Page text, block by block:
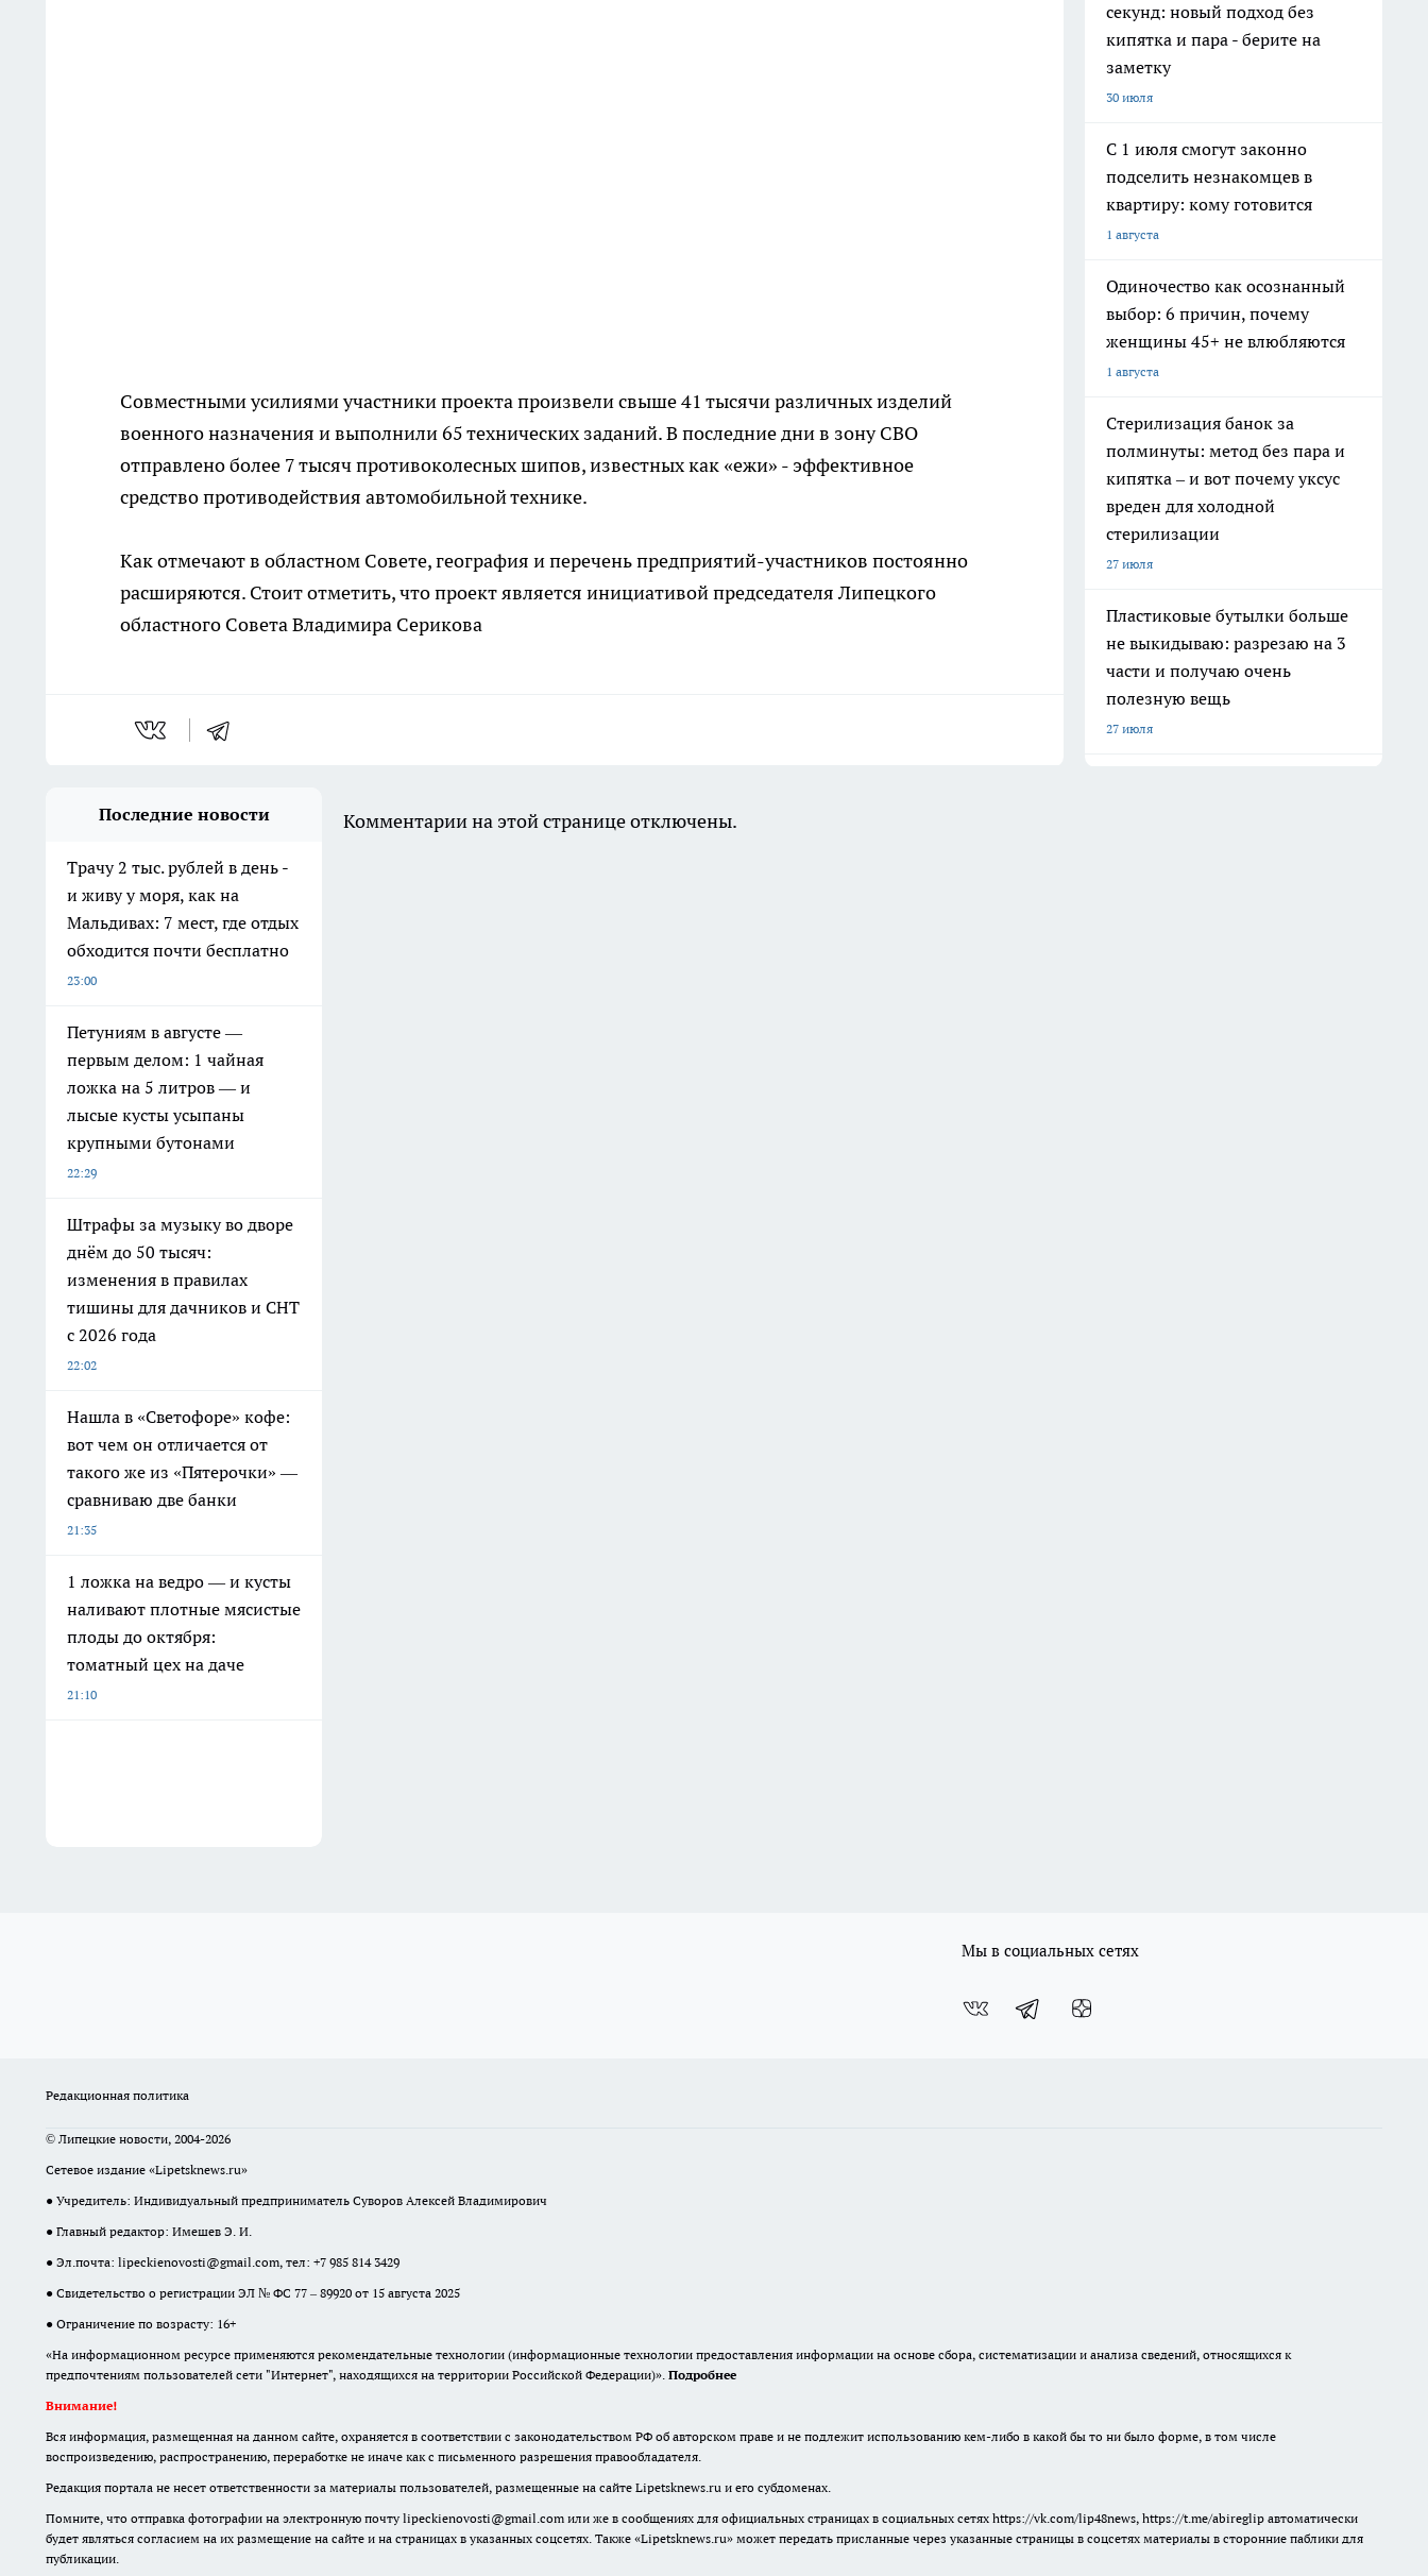
Совместными усилиями участники проекта произвели свыше 41 тысячи различных изделий
военного назначения и выполнили 65 технических заданий. В последние дни в зону СВО
отправлено более 7 тысяч противоколесных шипов, известных как «ежи» - эффективное
средство противодействия автомобильной технике.
Как отмечают в областном Совете, география и перечень предприятий-участников постоянно
расширяются. Стоит отметить, что проект является инициативой председателя Липецкого
областного Совета Владимира Серикова
секунд: новый подход без
кипятка и пара - берите на
заметку
30 июля
С 1 июля смогут законно
подселить незнакомцев в
квартиру: кому готовится
1 августа
Одиночество как осознанный
выбор: 6 причин, почему
женщины 45+ не влюбляются
1 августа
Стерилизация банок за
полминуты: метод без пара и
кипятка – и вот почему уксус
вреден для холодной
стерилизации
27 июля
Пластиковые бутылки больше
не выкидываю: разрезаю на 3
части и получаю очень
полезную вещь
27 июля
Последние новости
Трачу 2 тыс. рублей в день -
и живу у моря, как на
Мальдивах: 7 мест, где отдых
обходится почти бесплатно
23:00
Петуниям в августе —
первым делом: 1 чайная
ложка на 5 литров — и
лысые кусты усыпаны
крупными бутонами
22:29
Штрафы за музыку во дворе
днём до 50 тысяч:
изменения в правилах
тишины для дачников и СНТ
с 2026 года
22:02
Нашла в «Светофоре» кофе:
вот чем он отличается от
такого же из «Пятерочки» —
сравниваю две банки
21:35
1 ложка на ведро — и кусты
наливают плотные мясистые
плоды до октября:
томатный цех на даче
21:10
Комментарии на этой странице отключены.
Мы в социальных сетях
Редакционная политика
© Липецкие новости, 2004-2026
Сетевое издание «Lipetsknews.ru»
● Учредитель: Индивидуальный предприниматель Суворов Алексей Владимирович
● Главный редактор: Имешев Э. И.
● Эл.почта: lipeckienovosti@gmail.com, тел: +7 985 814 3429
● Свидетельство о регистрации ЭЛ № ФС 77 – 89920 от 15 августа 2025
● Ограничение по возрасту: 16+
«На информационном ресурсе применяются рекомендательные технологии (информационные технологии предоставления информации на основе сбора, систематизации и анализа сведений, относящихся к
предпочтениям пользователей сети "Интернет", находящихся на территории Российской Федерации)». Подробнее
Внимание!
Вся информация, размещенная на данном сайте, охраняется в соответствии с законодательством РФ об авторском праве и не подлежит использованию кем-либо в какой бы то ни было форме, в том числе
воспроизведению, распространению, переработке не иначе как с письменного разрешения правообладателя.
Редакция портала не несет ответственности за материалы пользователей, размещенные на сайте Lipetsknews.ru и его субдоменах.
Помните, что отправка фотографии на электронную почту lipeckienovosti@gmail.com или же в сообщениях для официальных страницах в социальных сетях https://vk.com/lip48news, https://t.me/abireglip автоматически
будет являться согласием на их размещение на сайте и на страницах в указанных соцсетях. Также «Lipetsknews.ru» может передать присланные через указанные страницы в соцсетях материалы в сторонние паблики для
публикации.